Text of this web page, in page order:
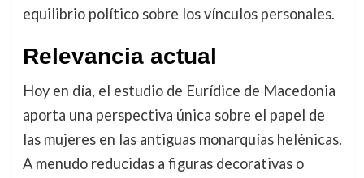
equilibrio político sobre los vínculos personales.
Relevancia actual
Hoy en día, el estudio de Eurídice de Macedonia
aporta una perspectiva única sobre el papel de
las mujeres en las antiguas monarquías helénicas.
A menudo reducidas a figuras decorativas o